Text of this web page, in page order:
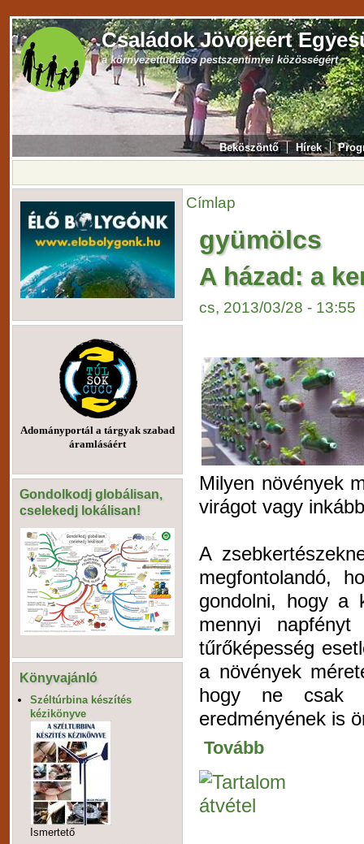
Családok Jövőjéért
a környezettudatos pestszentimrei közösségért
Beköszöntő Hírek
Adományportál a tárgyak szabad
áramlásáért
Gondolkodj globálisan,
cselekedj lokálisan!
Könyvajánló
Széltúrbina készítés
kézikönyve
Ismertető
Címlap
gyümölcs
A házad: a
cs, 2013/03/28 - 13:55
Milyen növények
virágot vagy
A
megfontolandó,
gondolni, hogy a
mennyi
tűrőképesség
a növények
hogy ne csak
eredményének is
Tovább